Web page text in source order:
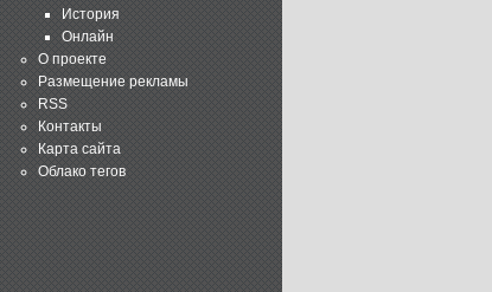
История
Онлайн
О проекте
Размещение рекламы
RSS
Контакты
Карта сайта
Облако тегов